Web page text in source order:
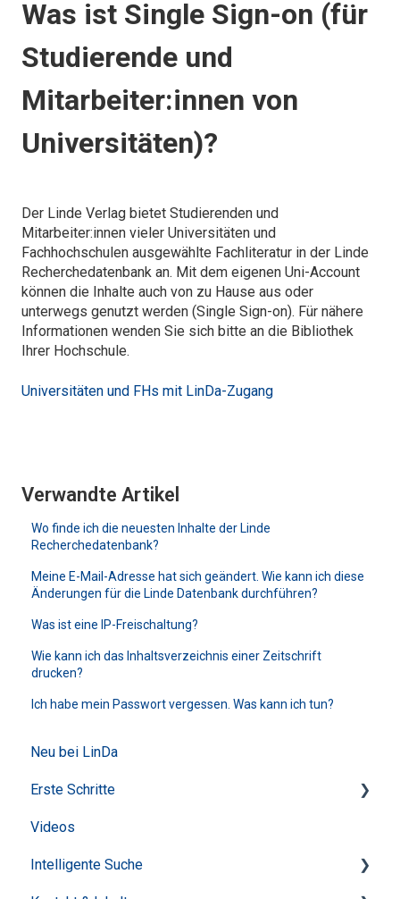
Was ist Single Sign-on (für
Studierende und
Mitarbeiter:innen von
Universitäten)?
Der Linde Verlag bietet Studierenden und
Mitarbeiter:innen vieler Universitäten und
Fachhochschulen ausgewählte Fachliteratur in der Linde
Recherchedatenbank an. Mit dem eigenen Uni-Account
können die Inhalte auch von zu Hause aus oder
unterwegs genutzt werden (Single Sign-on). Für nähere
Informationen wenden Sie sich bitte an die Bibliothek
Ihrer Hochschule.
Universitäten und FHs mit LinDa-Zugang
Verwandte Artikel
Wo finde ich die neuesten Inhalte der Linde
Recherchedatenbank?
Meine E-Mail-Adresse hat sich geändert. Wie kann ich diese
Änderungen für die Linde Datenbank durchführen?
Was ist eine IP-Freischaltung?
Wie kann ich das Inhaltsverzeichnis einer Zeitschrift
drucken?
Ich habe mein Passwort vergessen. Was kann ich tun?
Neu bei LinDa
Erste Schritte
Login & Mein Konto
Startseite & Übersichten
Videos
Intelligente Suche